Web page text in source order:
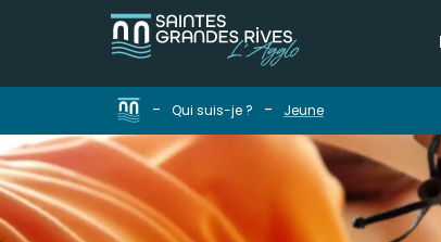
- Qui suis-je ? - Jeune